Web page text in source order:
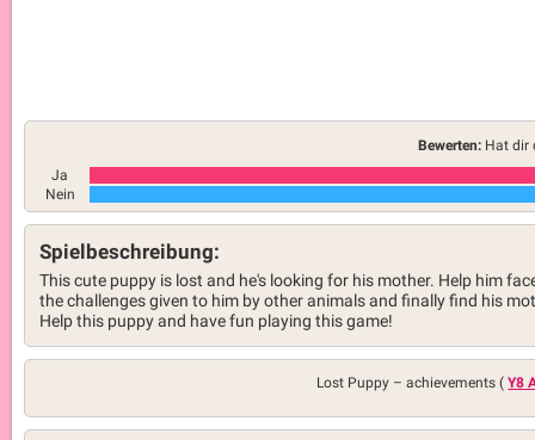
Bewerten: Hat dir
Ja
Nein
Spielbeschreibung:
This cute puppy is lost and he's looking for his mother. Help him
the challenges given to him by other animals and finally find his
Help this puppy and have fun playing this game!
Lost Puppy –achievements (Y8